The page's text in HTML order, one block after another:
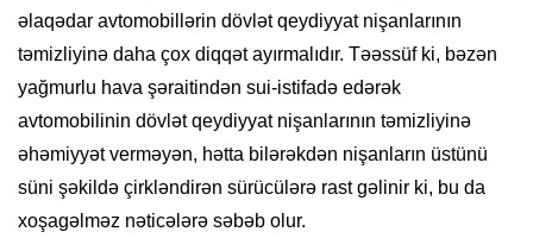
əlaqədar avtomobillərin dövlət qeydiyyat nişanlarının
təmizliyinə daha çox diqqət ayırmalıdır. Təəssüf ki, bəzən
yağmurlu hava şəraitindən sui-istifadə edərək
avtomobilinin dövlət qeydiyyat nişanlarının təmizliyinə
əhəmiyyət verməyən, hətta bilərəkdən nişanların üstünü
süni şəkildə çirkləndirən sürücülərə rast gəlinir ki, bu da
xoşagəlməz nəticələrə səbəb olur.